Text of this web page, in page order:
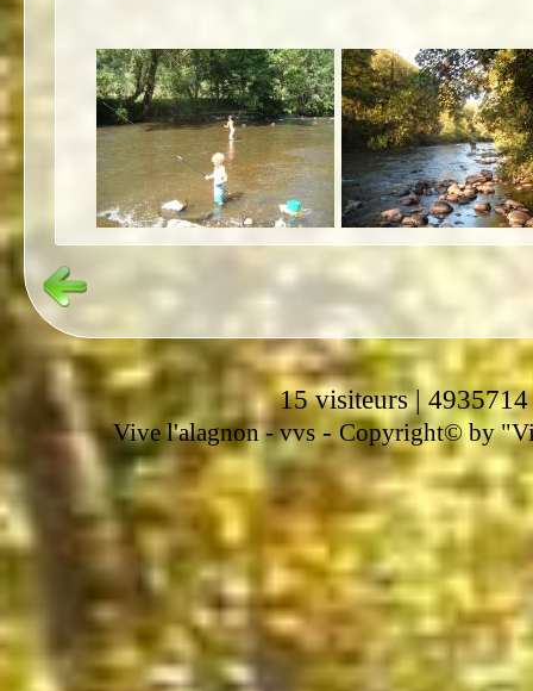
15 visiteurs | 4935714
Vive l'alagnon -vvs- Copyright© by